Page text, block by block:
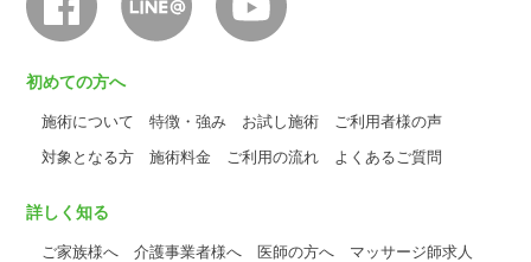
初めての方へ
施術について 特徴・強み お試し施術
ご利用者様の声
対象となる方
施術料金 ご利用の流れ よくあるご質問
詳しく知る
ご家族様へ 介護事業者様へ 医師の方へ
マッサージ師求人